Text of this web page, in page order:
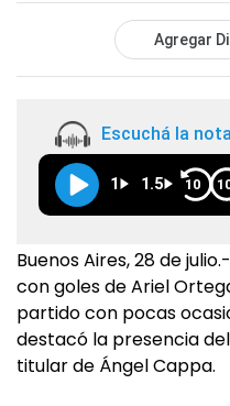
Agregar
Escuchá la
1 1.5 10
Buenos Aires, 28 de
con goles de Ariel
partido con pocas
destacó la presencia
titular de Ángel Cappa.